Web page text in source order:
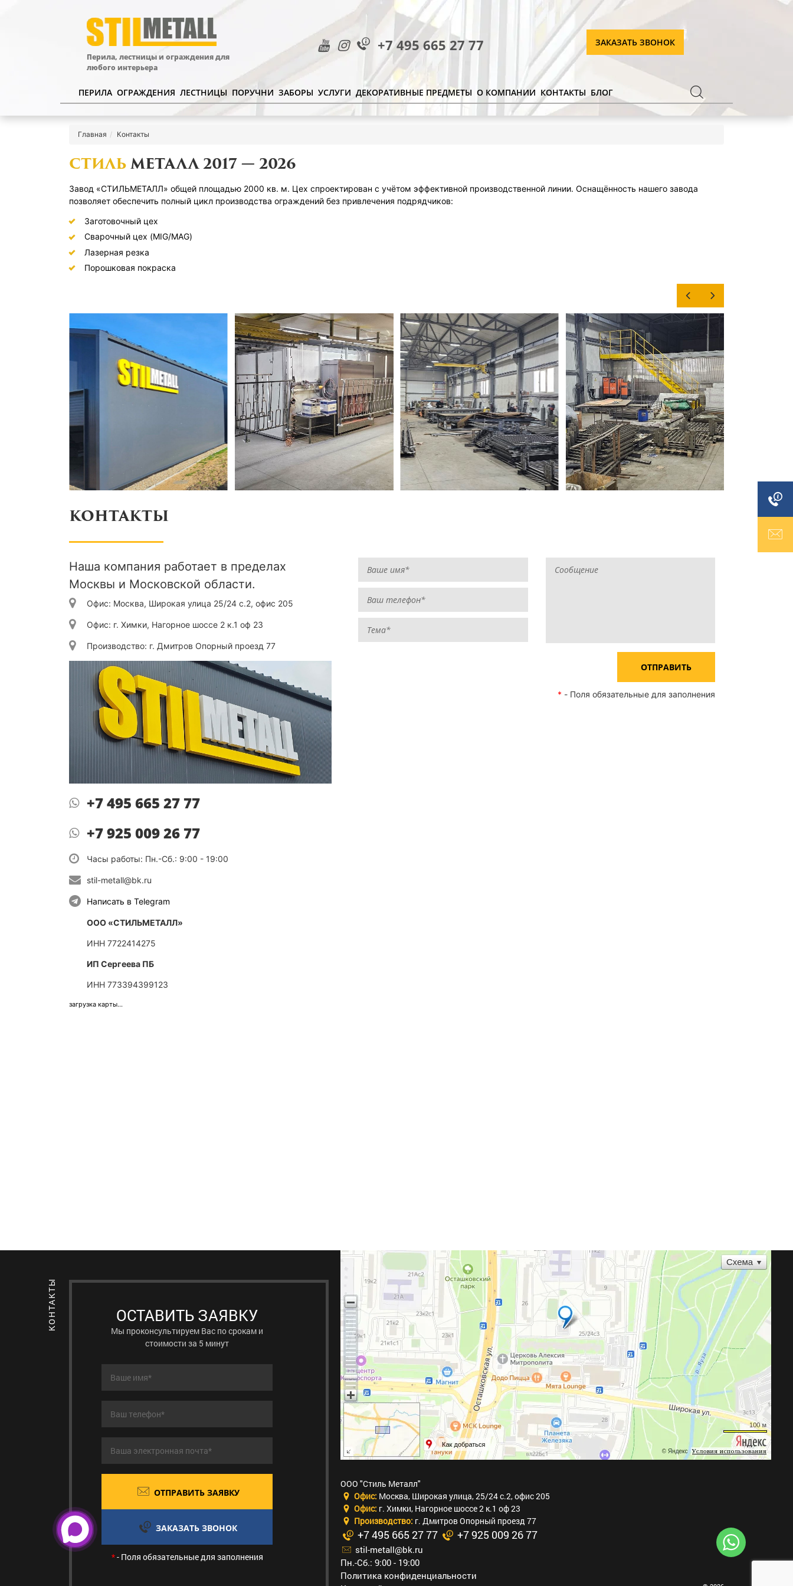
Перила, лестницы и ограждения для
любого интерьера
+7 495 665 27 77 ЗАКАЗАТЬ ЗВОНОК
ПЕРИЛА ОГРАЖДЕНИЯ ЛЕСТНИЦЫ ПОРУЧНИ ЗАБОРЫ УСЛУГИ ДЕКОРАТИВНЫЕ ПРЕДМЕТЫ О КОМПАНИИ КОНТАКТЫ БЛОГ
Главная Контакты
СТИЛЬ МЕТАЛЛ 2017 — 2026
Завод «СТИЛЬМЕТАЛЛ» общей площадью 2000 кв. м. Цех спроектирован с учётом эффективной производственной линии. Оснащённость нашего завода
позволяет обеспечить полный цикл производства ограждений без привлечения подрядчиков:
Заготовочный цех
Сварочный цех (MIG/MAG)
Лазерная резка
Порошковая покраска
КОНТАКТЫ
Наша компания работает в пределах
Москвы и Московской области.
Офис: Москва, Широкая улица 25/24 с.2, офис 205
Офис: г. Химки, Нагорное шоссе 2 к.1 оф 23
Производство: г. Дмитров Опорный проезд 77
+7 495 665 27 77
+7 925 009 26 77
Часы работы: Пн.-Сб.: 9:00 - 19:00
stil-metall@bk.ru
Написать в Telegram
ООО «СТИЛЬМЕТАЛЛ»
ИНН 7722414275
ИП Сергеева ПБ
ИНН 773394399123
ОТПРАВИТЬ
* - Поля обязательные для заполнения
загрузка карты...
ОСТАВИТЬ ЗАЯВКУ
Мы проконсультируем Вас по срокам и
стоимости за 5 минут
ОТПРАВИТЬ ЗАЯВКУ
ЗАКАЗАТЬ ЗВОНОК
*- Поля обязательные для заполнения
ООО "Стиль Металл"
Офис: Москва, Широкая улица, 25/24 с.2, офис 205
Офис: г. Химки, Нагорное шоссе 2 к.1 оф 23
Производство: г. Дмитров Опорный проезд 77
+7 495 665 27 77 +7 925 009 26 77
stil-metall@bk.ru
Пн.-Сб.: 9:00 - 19:00
Политика конфиденциальности